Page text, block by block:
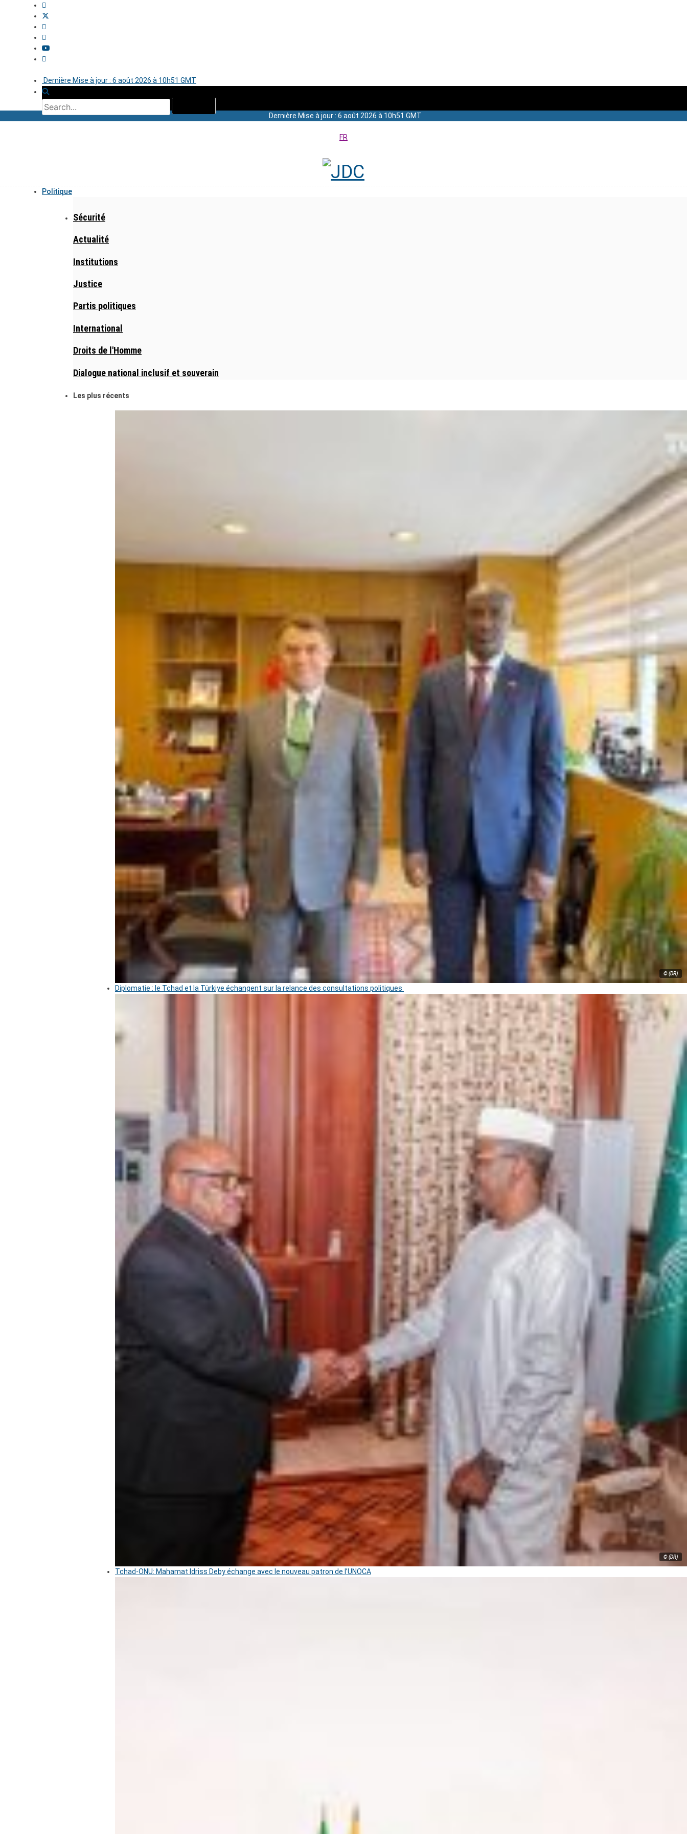
Dernière Mise à jour : 6 août 2026 à 10h51 GMT
Dernière Mise à jour : 6 août 2026 à 10h51 GMT
FR
Politique
Sécurité
Actualité
Institutions
Justice
Partis politiques
International
Droits de l'Homme
Dialogue national inclusif et souverain
Les plus récents
© (DR)
Diplomatie : le Tchad et la Türkiye échangent sur la relance des consultations politiques
© (DR)
Tchad-ONU: Mahamat Idriss Deby échange avec le nouveau patron de l’UNOCA